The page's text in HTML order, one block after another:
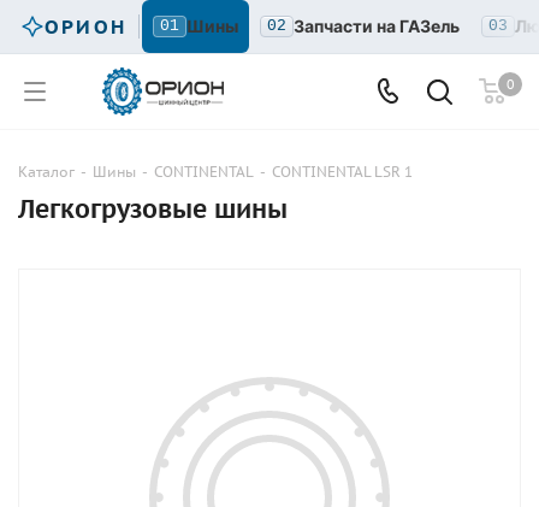
ОРИОН 01 Шины 02 Запчасти на ГАЗель 03
0
Каталог - Шины - CONTINENTAL - CONTINENTAL LSR 1
Легкогрузовые шины